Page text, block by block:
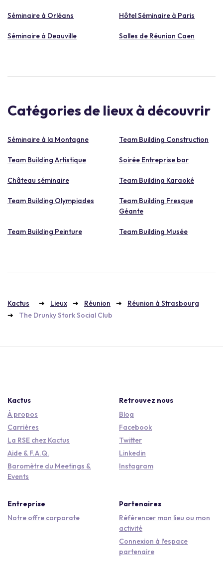
Séminaire à Orléans Hôtel Séminaire à Paris
Séminaire à Deauville Salles de Réunion Caen
Catégories de lieux à découvrir
Séminaire à la Montagne Team Building Construction
Team Building Artistique Soirée Entreprise bar
Château séminaire Team Building Karaoké
Team Building Olympiades
Team Building Fresque
Géante
Team Building Peinture Team Building Musée
Kactus Lieux Réunion
Réunion à Strasbourg
The Drunky Stork Social Club
Kactus
À propos
Carrières
La RSE chez Kactus
Aide & F.A.Q.
Baromètre du Meetings &
Events
Retrouvez nous
Blog
Facebook
Twitter
Linkedin
Instagram
Entreprise
Notre offre corporate
Partenaires
Référencer mon lieu ou mon
activité
Connexion à l'espace
partenaire